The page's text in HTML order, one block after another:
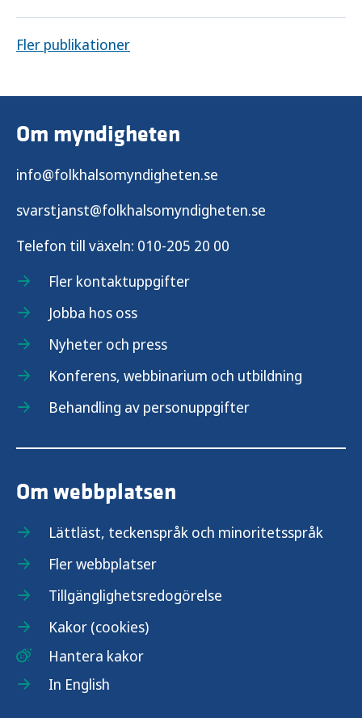
Fler publikationer
Om myndigheten
info@folkhalsomyndigheten.se
svarstjanst@folkhalsomyndigheten.se
Telefon till växeln: 010-205 20 00
Fler kontaktuppgifter
Jobba hos oss
Nyheter och press
Konferens, webbinarium och utbildning
Behandling av personuppgifter
Om webbplatsen
Lättläst, teckenspråk och minoritetsspråk
Fler webbplatser
Tillgänglighetsredogörelse
Kakor (cookies)
Hantera kakor
In English